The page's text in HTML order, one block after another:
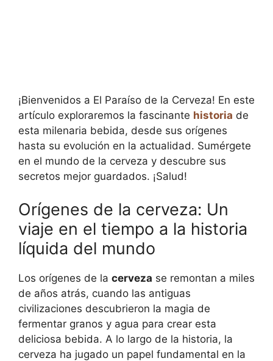
¡Bienvenidos a El Paraíso de la Cerveza! En este
artículo exploraremos la fascinante historia de
esta milenaria bebida, desde sus orígenes
hasta su evolución en la actualidad. Sumérgete
en el mundo de la cerveza y descubre sus
secretos mejor guardados. ¡Salud!
Orígenes de la cerveza: Un
viaje en el tiempo a la historia
líquida del mundo
Los orígenes de la cerveza se remontan a miles
de años atrás, cuando las antiguas
civilizaciones descubrieron la magia de
fermentar granos y agua para crear esta
deliciosa bebida. A lo largo de la historia, la
cerveza ha jugado un papel fundamental en la